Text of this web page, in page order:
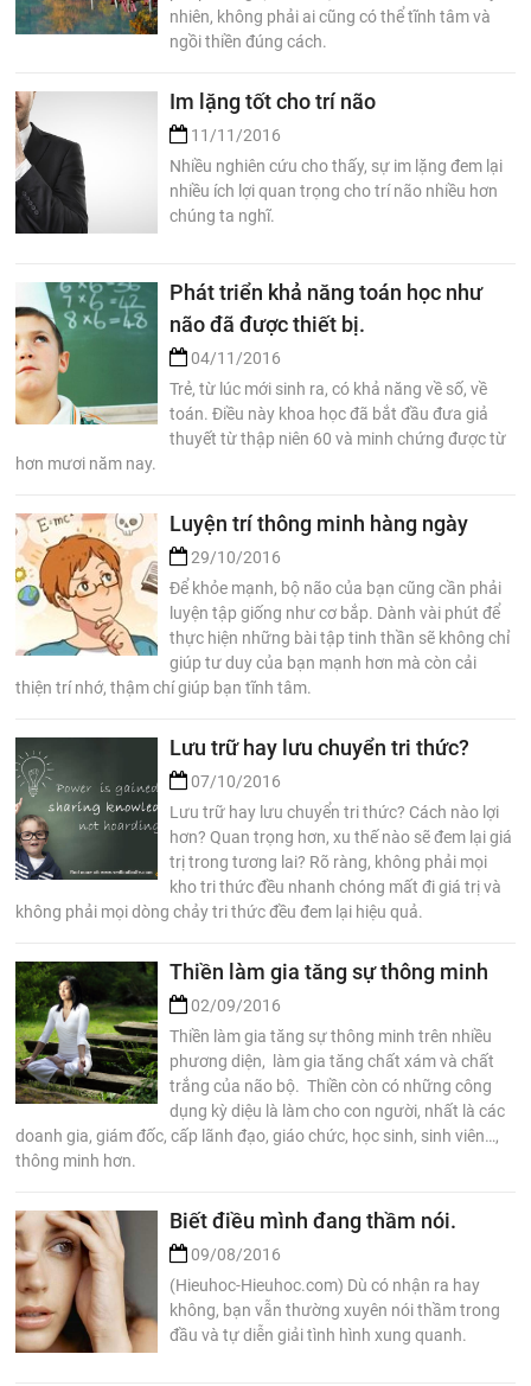
nhiên, không phải ai cũng có thể tĩnh tâm và
ngồi thiền đúng cách.
Im lặng tốt cho trí não
11/11/2016
Nhiều nghiên cứu cho thấy, sự im lặng đem lại
nhiều ích lợi quan trọng cho trí não nhiều hơn
chúng ta nghĩ.
Phát triển khả năng toán học như
não đã được thiết bị.
04/11/2016
Trẻ, từ lúc mới sinh ra, có khả năng về số, về
toán. Điều này khoa học đã bắt đầu đưa giả
thuyết từ thập niên 60 và minh chứng được từ
hơn mươi năm nay.
Luyện trí thông minh hàng ngày
29/10/2016
Để khỏe mạnh, bộ não của bạn cũng cần phải
luyện tập giống như cơ bắp. Dành vài phút để
thực hiện những bài tập tinh thần sẽ không chỉ
giúp tư duy của bạn mạnh hơn mà còn cải
thiện trí nhớ, thậm chí giúp bạn tĩnh tâm.
Lưu trữ hay lưu chuyển tri thức?
07/10/2016
Lưu trữ hay lưu chuyển tri thức? Cách nào lợi
hơn? Quan trọng hơn, xu thế nào sẽ đem lại giá
trị trong tương lai? Rõ ràng, không phải mọi
kho tri thức đều nhanh chóng mất đi giá trị và
không phải mọi dòng chảy tri thức đều đem lại hiệu quả.
Thiền làm gia tăng sự thông minh
02/09/2016
Thiền làm gia tăng sự thông minh trên nhiều
phương diện, làm gia tăng chất xám và chất
trắng của não bộ. Thiền còn có những công
dụng kỳ diệu là làm cho con người, nhất là các
doanh gia, giám đốc, cấp lãnh đạo, giáo chức, học sinh, sinh viên…,
thông minh hơn.
Biết điều mình đang thầm nói.
09/08/2016
(Hieuhoc-Hieuhoc.com) Dù có nhận ra hay
không, bạn vẫn thường xuyên nói thầm trong
đầu và tự diễn giải tình hình xung quanh.